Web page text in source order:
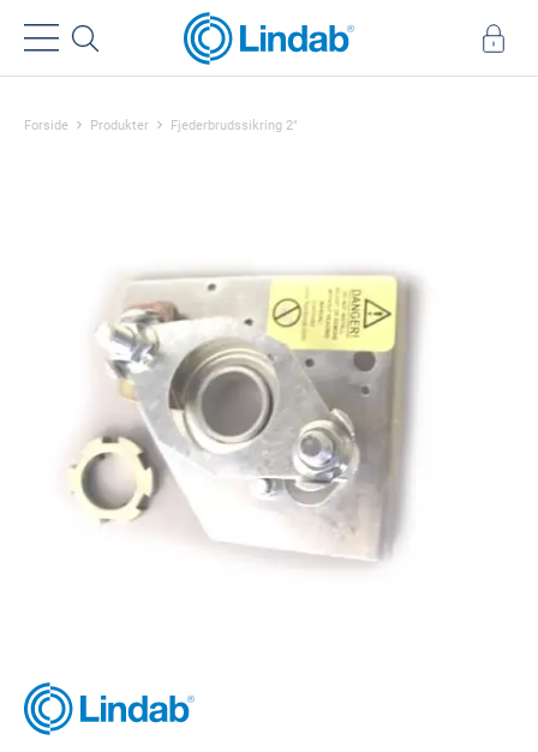
Forside Produkter Fjederbrudssikring 2"